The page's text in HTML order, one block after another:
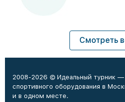
Смотреть
2008-2026 © Идеальный турник —
спортивного оборудования в
и в одном месте.